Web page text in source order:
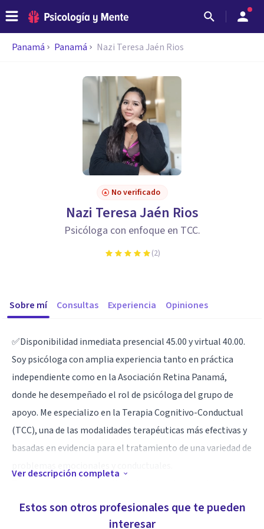
Panamá Panamá Nazi Teresa Jaén Rios
No verificado
Nazi Teresa Jaén Rios
Psicóloga con enfoque en TCC.
(2)
Sobre mí Consultas Experiencia Opiniones
✅Disponibilidad inmediata presencial 45.00 y virtual 40.00.
Soy psicóloga con amplia experiencia tanto en práctica
independiente como en la Asociación Retina Panamá,
donde he desempeñado el rol de psicóloga del grupo de
apoyo. Me especializo en la Terapia Cognitivo-Conductual
(TCC), una de las modalidades terapéuticas más efectivas y
basadas en evidencia para el tratamiento de una variedad de
adultos, parejas y familias. Mi enfoque es ayudar a mis
pacientes a identificar y cambiar patrones de pensamiento
Ver descripción completa
Estos son otros profesionales que te pueden
interesar